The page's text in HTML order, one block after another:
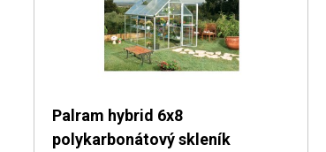
Palram hybrid 6x8
polykarbonátový skleník